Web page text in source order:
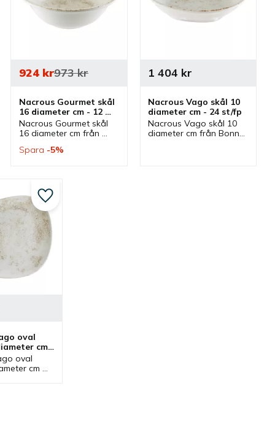
Nacrous Gourmet skål
16 diameter cm - 12
st/fp
Nacrous Gourmet skål
16 diameter cm från
serien Nacrous där
924kr973kr
Spara 5%
Nacrous Vago skål 10
diameter cm - 24 st/fp
Nacrous Vago skål 10
diameter cm från Bonna
1 404 kr
oval
cm
oval
cm
Lägg till i favoriter